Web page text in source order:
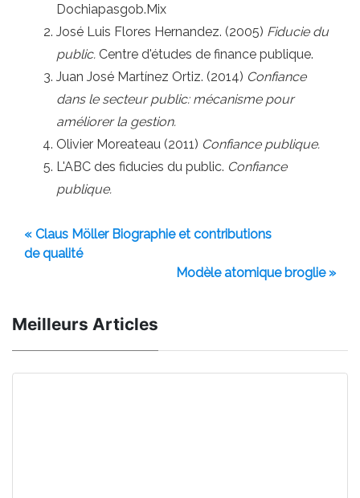
Dochiapasgob.Mix
José Luis Flores Hernandez. (2005) Fiducie du
public. Centre d'études de finance publique.
Juan José Martínez Ortiz. (2014) Confiance
dans le secteur public: mécanisme pour
améliorer la gestion.
Olivier Moreateau (2011) Confiance publique.
L'ABC des fiducies du public. Confiance
publique.
« Claus Möller Biographie et contributions
de qualité
Modèle atomique broglie »
Meilleurs Articles